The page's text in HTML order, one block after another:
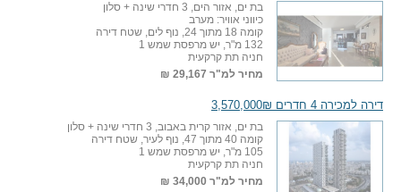
בת ים, אזור הים, 3 חדרי שינה + סלון
כיווני אוויר: מערב
קומה 18 מתוך 24, נוף לים, שטח דירה
132 מ"ר, יש מרפסת שמש 1
חניה תת קרקעית
מחיר למ"ר 29,167 ₪
דירה למכירה 4 חדרים 3,570,000₪
בת ים, אזור קרית באבוב, 3 חדרי שינה + סלון
קומה 40 מתוך 47, נוף לעיר, שטח דירה
105 מ"ר, יש מרפסת שמש 1
חניה תת קרקעית
מחיר למ"ר 34,000 ₪